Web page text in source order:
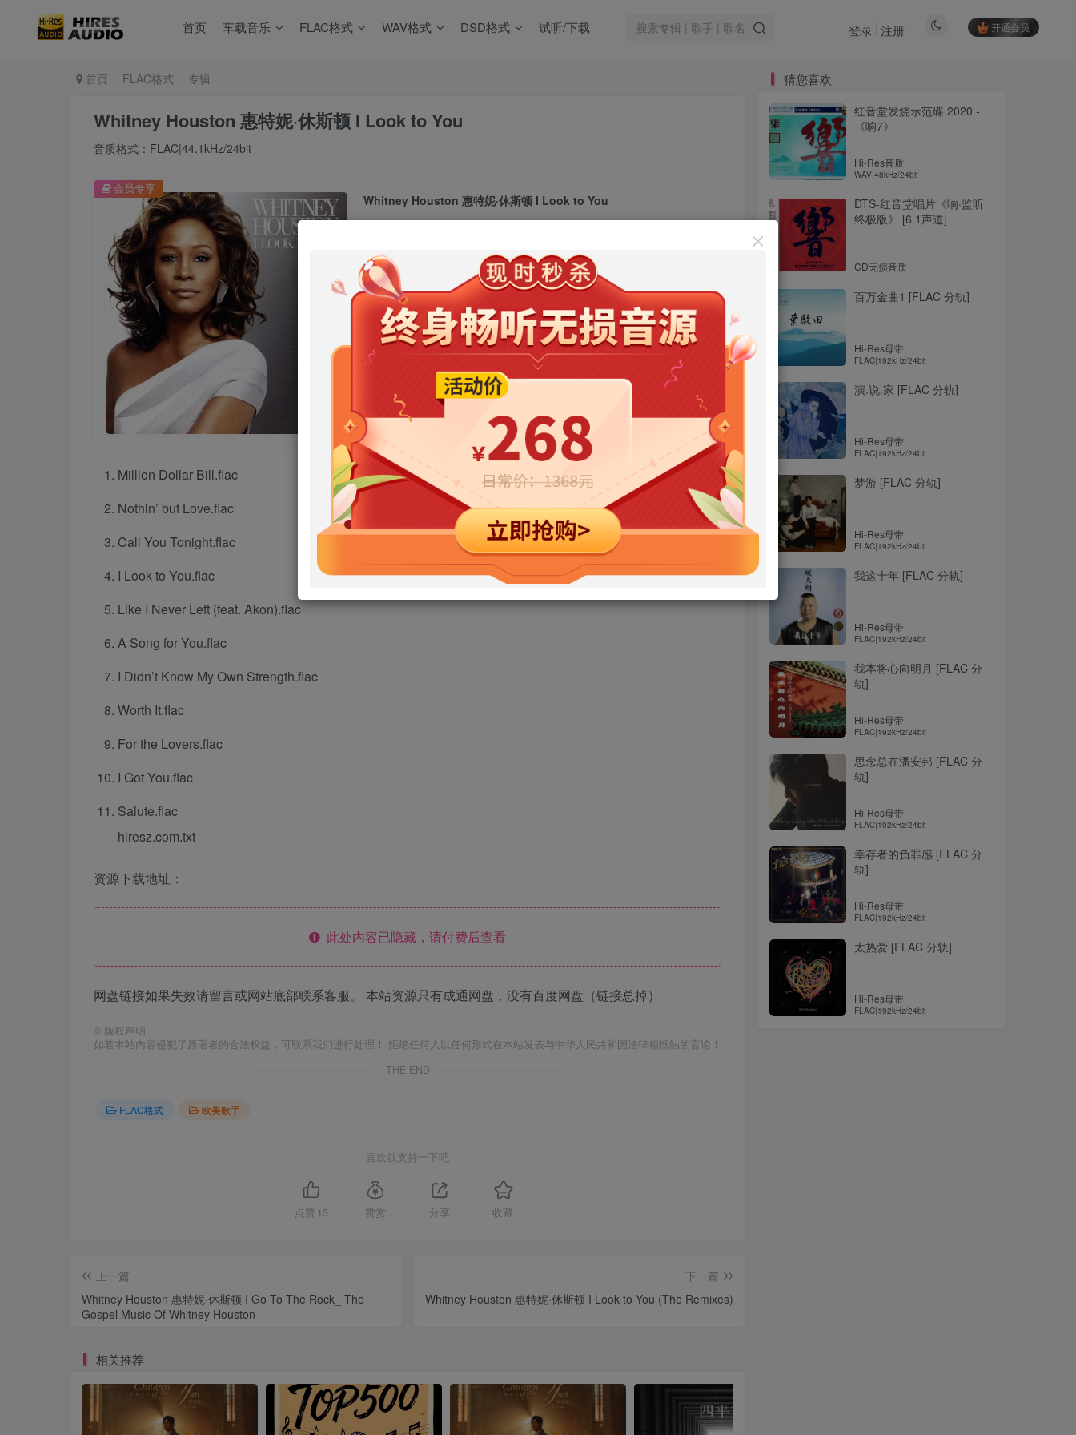
首页 车载音乐 FLAC格式 WAV格式 DSD格式 试听/下载 开通会员
登录 注册
首页 FLAC格式 专辑
Whitney Houston 惠特妮·休斯顿 I Look to You
音质格式：FLAC|44.1kHz/24bit
Whitney Houston 惠特妮·休斯顿 I Look to You
￥9.9 限时特惠
￥99
年卡会员免费 永久会员 免费
立即购买
您当前未登录！建议登陆后购买，可保存购买订单
会员专享
Million Dollar Bill.flac
Nothin’ but Love.flac
Call You Tonight.flac
I Look to You.flac
Like I Never Left (feat. Akon).flac
A Song for You.flac
I Didn’t Know My Own Strength.flac
Worth It.flac
For the Lovers.flac
I Got You.flac
Salute.flac
hiresz.com.txt
资源下载地址：
此处内容已隐藏，请付费后查看
网盘链接如果失效请留言或网站底部联系客服。 本站资源只有成通网盘，没有百度网盘（链接总掉）
© 版权声明
如若本站内容侵犯了原著者的合法权益，可联系我们进行处理！ 拒绝任何人以任何形式在本站发表与中华人民共和国法律相抵触的言论！
THE END
FLAC格式 欧美歌手
喜欢就支持一下吧
点赞 13 赞赏 分享 收藏
上一篇
Whitney Houston 惠特妮·休斯顿 I Go To The Rock_ The
Gospel Music Of Whitney Houston
下一篇
Whitney Houston 惠特妮·休斯顿 I Look to You (The Remixes)
相关推荐
猜您喜欢
红音堂发烧示范碟.2020 -
《响7》
Hi-Res音质
WAV|48kHz/24bit
DTS-红音堂唱片《响·监听
终极版》 [6.1声道]
CD无损音质
百万金曲1 [FLAC 分轨]
Hi-Res母带
FLAC|192kHz/24bit
演.说.家 [FLAC 分轨]
Hi-Res母带
FLAC|192kHz/24bit
梦游 [FLAC 分轨]
Hi-Res母带
FLAC|192kHz/24bit
我这十年 [FLAC 分轨]
Hi-Res母带
FLAC|192kHz/24bit
我本将心向明月 [FLAC 分
轨]
Hi-Res母带
FLAC|192kHz/24bit
思念总在潘安邦 [FLAC 分
轨]
Hi-Res母带
FLAC|192kHz/24bit
幸存者的负罪感 [FLAC 分
轨]
Hi-Res母带
FLAC|192kHz/24bit
太热爱 [FLAC 分轨]
Hi-Res母带
FLAC|192kHz/24bit